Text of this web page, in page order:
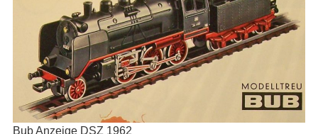
Bub Anzeige DSZ 1962